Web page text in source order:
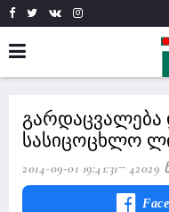
გარდაცვალება
სასიცოცხლო
2014-09-01 19:41:31 42029